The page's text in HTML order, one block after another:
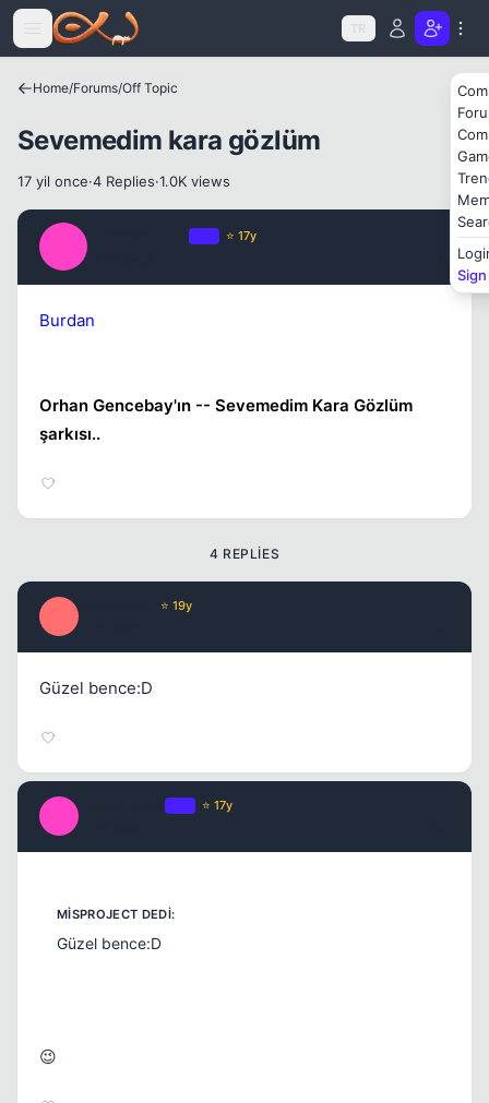
Icerige atla
TR
Home/Forums/Off Topic
Sevemedim kara gözlüm
17 yil once·4 Replies·1.0K views
⭐ 17y
Burdan
Orhan Gencebay'ın -- Sevemedim Kara Gözlüm
şarkısı..
4 REPLIES
⭐ 19y
Güzel bence:D
⭐ 17y
Güzel bence:D
😉
Kapat